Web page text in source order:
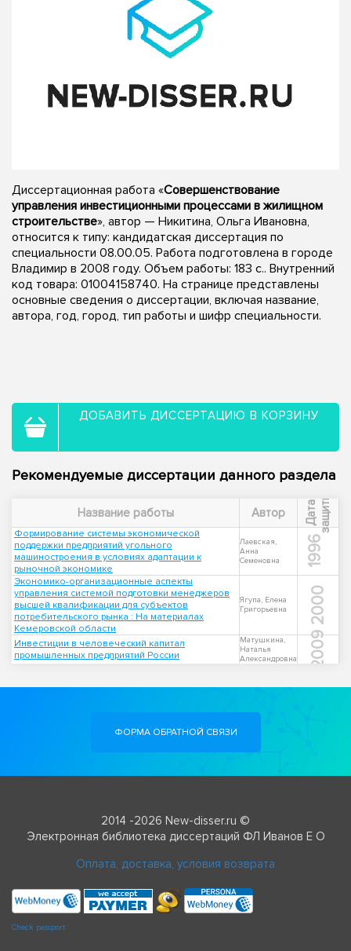
Диссертационная работа «Совершенствование
управления инвестиционными процессами в жилищном
строительстве», автор — Никитина, Ольга Ивановна,
относится к типу: кандидатская диссертация по
специальности 08.00.05. Работа подготовлена в городе
Владимир в 2008 году. Объем работы: 183 с.. Внутренний
код товара: 01004158740. На странице представлены
основные сведения о диссертации, включая название,
автора, год, город, тип работы и шифр специальности.
ДОБАВИТЬ ДИССЕРТАЦИЮ В КОРЗИНУ
Рекомендуемые диссертации данного раздела
Название работы Автор Д
а
т
а
з
а
щ
и
т ы
Формирование системы экономической
поддержки предприятий угольного
машиностроения в условиях адаптации к
рыночной экономике
Лаевская,
Анна
Семеновна
1996
Экономико-организационные аспекты
управления системой подготовки менеджеров
высшей квалификации для субъектов
потребительского рынка : На материалах
Кемеровской области
Ягупа, Елена
Григорьевна
2000
Инвестиции в человеческий капитал
промышленных предприятий России
Матушкина,
Наталья
Александровна
2009
ФОРМА ОБРАТНОЙ СВЯЗИ
2014 -2026 New-disser.ru ©
Электронная библиотека диссертаций ФЛ Иванов Е О
Оплата, доставка, условия возврата
Check passport